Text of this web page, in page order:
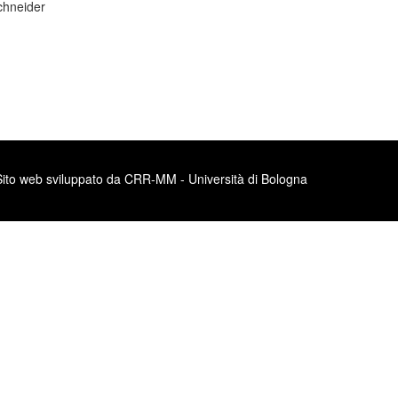
web sviluppato da CRR-MM - Università di Bologna